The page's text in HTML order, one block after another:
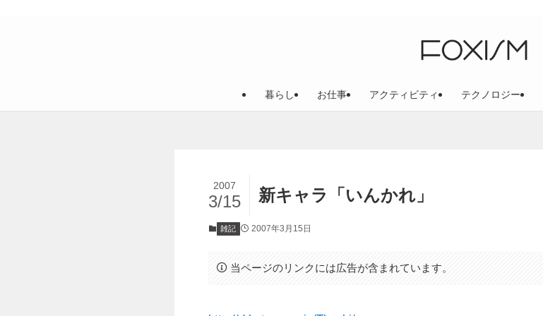
暮らし お仕事 アクティビティ テクノロジー
新キャラ「いんかれ」
2007
3/15
雑記 2007年3月15日
当ページのリンクには広告が含まれています。